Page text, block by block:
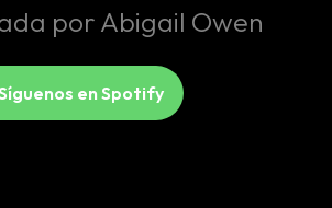
por Abigail Owen
en Spotify